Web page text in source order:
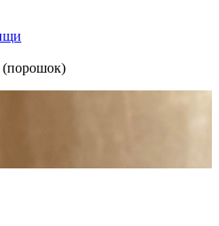
(порошок)